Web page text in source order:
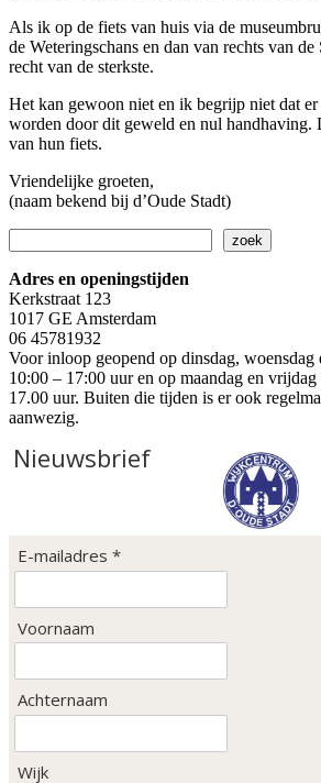
Als ik op de fiets van huis via de
de Weteringschans en dan van rechts van
recht van de sterkste.
Het kan gewoon niet en ik begrijp niet dat
worden door dit geweld en nul handhaving.
van hun fiets.
Vriendelijke groeten,
(naam bekend bij d’Oude Stadt)
zoek
Adres en openingstijden
Kerkstraat 123
1017 GE Amsterdam
06 45781932
Voor inloop geopend op dinsdag, woensdag
10:00 – 17:00 uur en op maandag en
17.00 uur. Buiten die tijden is er ook
aanwezig.
Nieuwsbrief
E-mailadres *
Voornaam
Achternaam
Wijk